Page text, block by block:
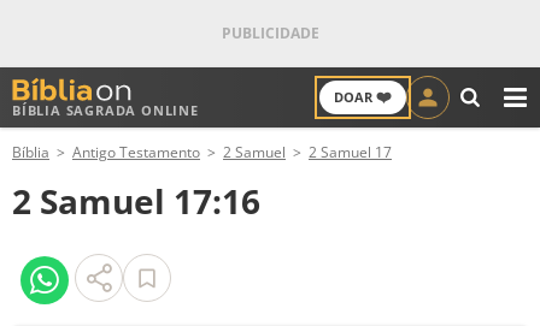
BÍBLIA SAGRADA ONLINE
DOAR ❤️
ANTIGO TESTAMENTO
NOVO TESTAMENTO
VERSÍCULOS
Bíblia Antigo Testamento 2 Samuel 2 Samuel 17
2 Samuel 17:16